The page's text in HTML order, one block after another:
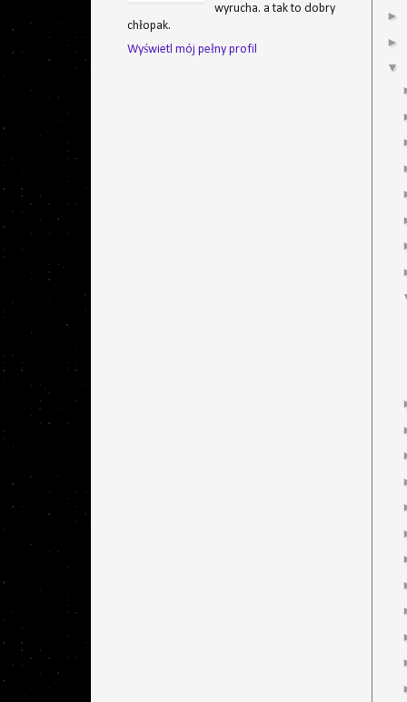
wyrucha. a tak to dobry
chłopak.
Wyświetl mój pełny profil
►
►
▼